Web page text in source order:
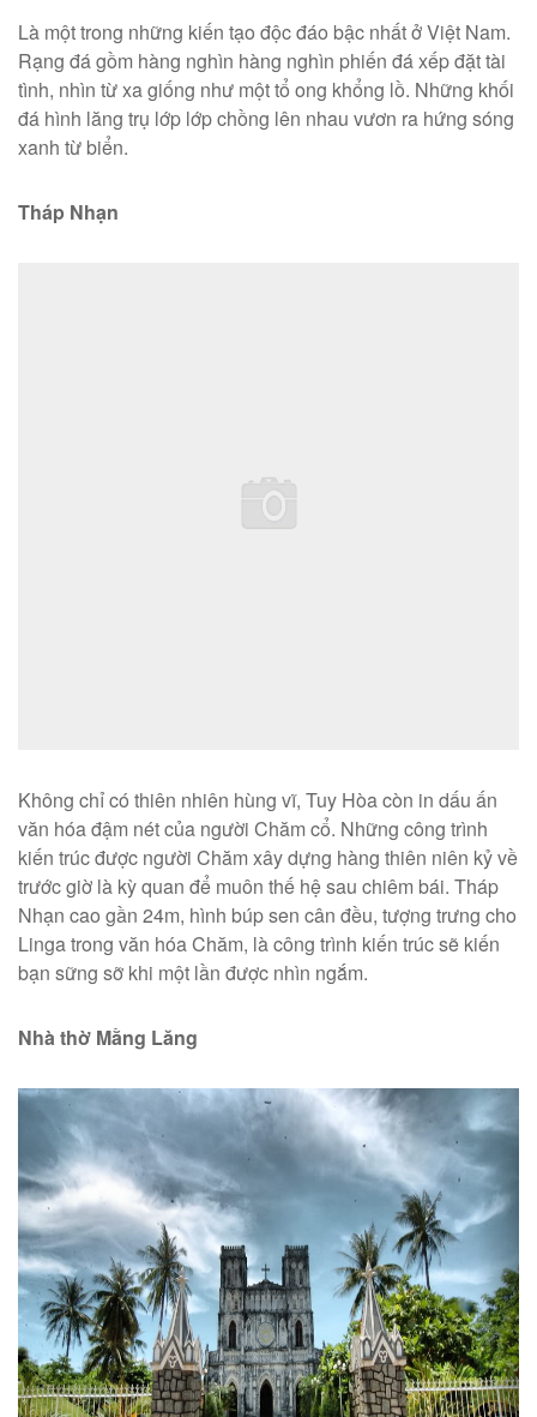
Là một trong những kiến tạo độc đáo bậc nhất ở Việt Nam.
Rạng đá gồm hàng nghìn hàng nghìn phiến đá xếp đặt tài
tình, nhìn từ xa giống như một tổ ong khổng lồ. Những khối
đá hình lăng trụ lớp lớp chồng lên nhau vươn ra hứng sóng
xanh từ biển.
Tháp Nhạn
Không chỉ có thiên nhiên hùng vĩ, Tuy Hòa còn in dấu ấn
văn hóa đậm nét của người Chăm cổ. Những công trình
kiến trúc được người Chăm xây dựng hàng thiên niên kỷ về
trước giờ là kỳ quan để muôn thế hệ sau chiêm bái. Tháp
Nhạn cao gần 24m, hình búp sen cân đều, tượng trưng cho
Linga trong văn hóa Chăm, là công trình kiến trúc sẽ kiến
bạn sững sỡ khi một lần được nhìn ngắm.
Nhà thờ Mằng Lăng